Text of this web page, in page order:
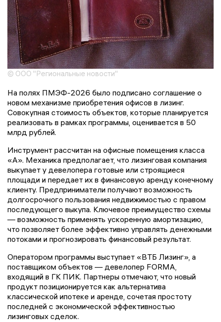
© ООО "Региональные новости"
На полях ПМЭФ-2026 было подписано соглашение о
новом механизме приобретения офисов в лизинг.
Совокупная стоимость объектов, которые планируется
реализовать в рамках программы, оценивается в 50
млрд рублей.
Инструмент рассчитан на офисные помещения класса
«А». Механика предполагает, что лизинговая компания
выкупает у девелопера готовые или строящиеся
площади и передает их в финансовую аренду конечному
клиенту. Предприниматели получают возможность
долгосрочного пользования недвижимостью с правом
последующего выкупа. Ключевое преимущество схемы
— возможность применять ускоренную амортизацию,
что позволяет более эффективно управлять денежными
потоками и прогнозировать финансовый результат.
Оператором программы выступает «ВТБ Лизинг», а
поставщиком объектов — девелопер FORMA,
входящий в ГК ПИК. Партнеры отмечают, что новый
продукт позиционируется как альтернатива
классической ипотеке и аренде, сочетая простоту
последней с экономической эффективностью
лизинговых сделок.